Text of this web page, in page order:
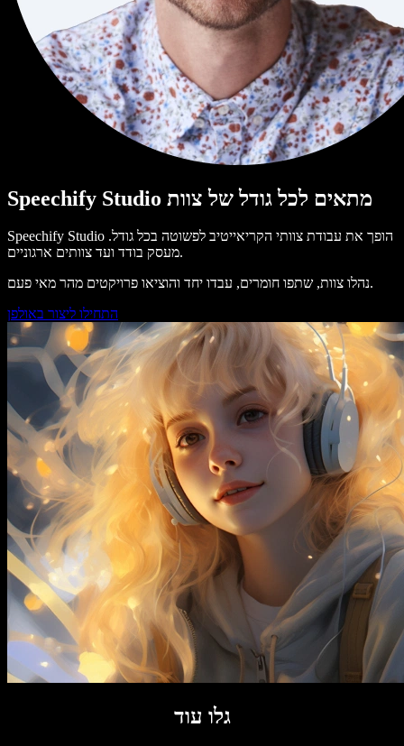
Speechify Studio מתאים לכל גודל של צוות
Speechify Studio הופך את עבודת צוותי הקריאייטיב לפשוטה בכל גודל.
מעסק בודד ועד צוותים ארגוניים.
נהלו צוות, שתפו חומרים, עבדו יחד והוציאו פרויקטים מהר מאי פעם.
התחילו ליצור באולפן
גלו עוד